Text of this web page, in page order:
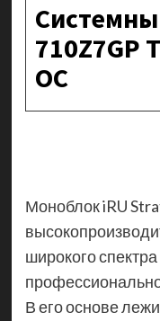
710Z7GP
ОС
Моноблок iRU
широкого
В его основе